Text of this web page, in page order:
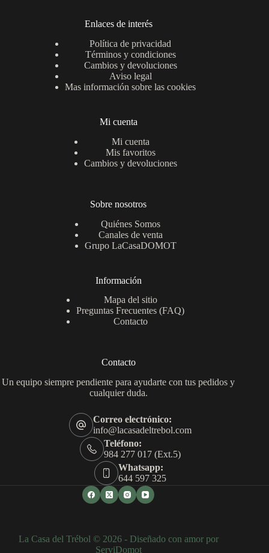
Enlaces de interés
Política de privacidad
Términos y condiciones
Cambios y devoluciones
Aviso legal
Mas información sobre las cookies
Mi cuenta
Mi cuenta
Mis favoritos
Cambios y devoluciones
Sobre nosotros
Quiénes Somos
Canales de venta
Grupo LaCasaDOMOT
Información
Mapa del sitio
Preguntas Frecuentes (FAQ)
Contacto
Contacto
Un equipo siempre pendiente para ayudarte con tus pedidos y
cualquier duda.
Correo electrónico:
info@lacasadeltrebol.com
Teléfono:
984 277 017 (Ext.5)
Whatsapp:
644 597 325
La Casa del Trébol © 2026 - Diseñado con amor por
ServiDomot